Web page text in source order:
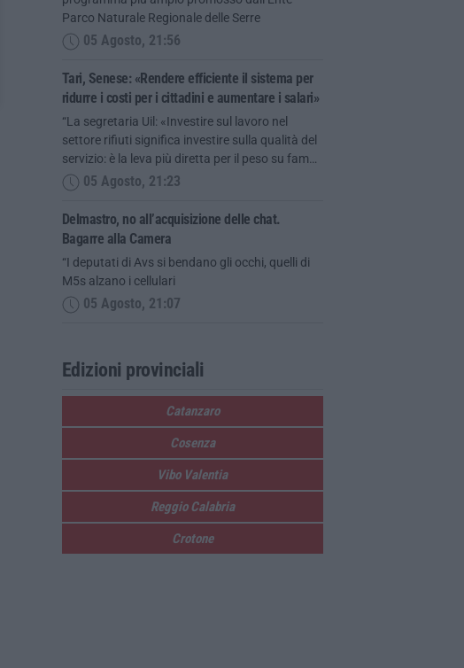
Parco Naturale Regionale delle Serre
05 Agosto, 21:56
Tari, Senese: «Rendere efficiente il sistema per
ridurre i costi per i cittadini e aumentare i salari»
“La segretaria Uil: «Investire sul lavoro nel
settore rifiuti significa investire sulla qualità del
servizio: è la leva più diretta per il peso su fam…
05 Agosto, 21:23
Delmastro, no all’acquisizione delle chat.
Bagarre alla Camera
“I deputati di Avs si bendano gli occhi, quelli di
M5s alzano i cellulari
05 Agosto, 21:07
Edizioni provinciali
Catanzaro
Cosenza
Vibo Valentia
Reggio Calabria
Crotone